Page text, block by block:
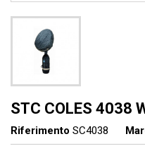
STC COLES 4038
Riferimento SC4038